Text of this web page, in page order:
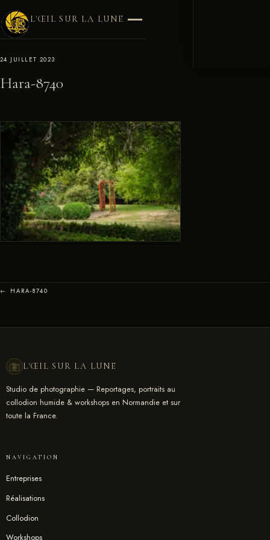
L'ŒIL SUR LA LUNE
24 JUILLET 2023
Hara-8740
← HARA-8740
L'ŒIL SUR LA LUNE
Studio de photographie — Reportages, portraits au
collodion humide & workshops en Normandie et sur
toute la France.
NAVIGATION
Entreprises
Réalisations
Collodion
Workshops